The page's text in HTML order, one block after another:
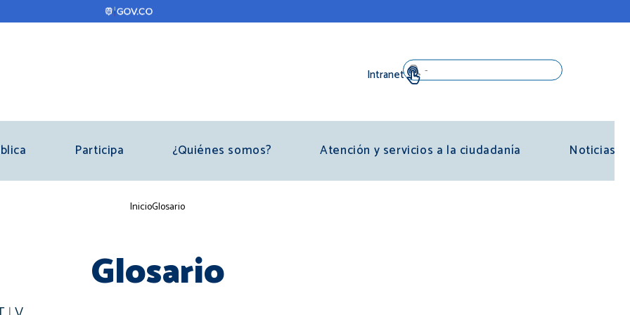
Participa ¿Quiénes somos? Atención y servicios a la ciudadanía Noticias
Sobrescribir
ayuda
InicioGlosario
Glosario